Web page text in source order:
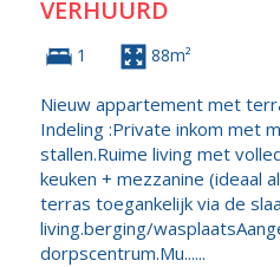
VERHUURD
1 88m²
Nieuw appartement met
Indeling :Private inkom met
stallen.Ruime living met
keuken + mezzanine (ideaal
terras toegankelijk via de
living.berging/
dorpscentrum.Mu......